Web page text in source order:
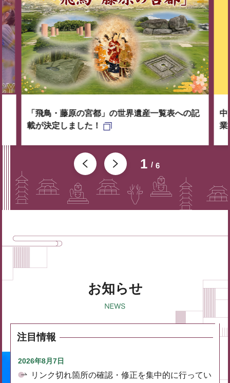
1 6
「飛鳥・藤原の宮都」の世界遺産一覧表への記
載が決定しました！
中
業
お知らせ
注目情報
2026年8月7日
リンク切れ箇所の確認・修正を集中的に行ってい